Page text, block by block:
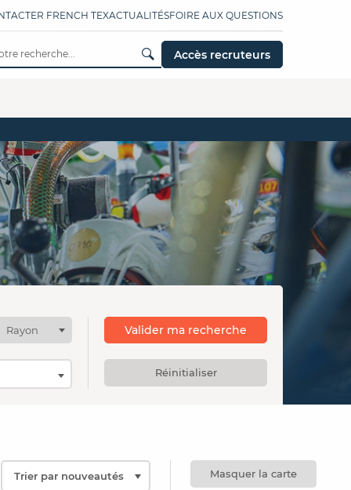
FRENCH TEXACTUALITÉSFOIRE AUX QUESTIONS
Accès recruteurs
Rayon Valider ma recherche
Réinitialiser
Masquer la carte